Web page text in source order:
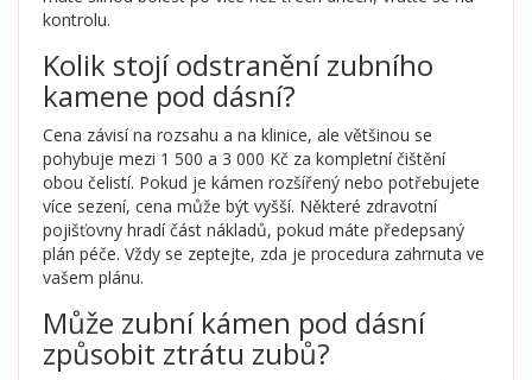
kontrolu.
Kolik stojí odstranění zubního
kamene pod dásní?
Cena závisí na rozsahu a na klinice, ale většinou se
pohybuje mezi 1 500 a 3 000 Kč za kompletní čištění
obou čelistí. Pokud je kámen rozšířený nebo potřebujete
více sezení, cena může být vyšší. Některé zdravotní
pojišťovny hradí část nákladů, pokud máte předepsaný
plán péče. Vždy se zeptejte, zda je procedura zahrnuta ve
vašem plánu.
Může zubní kámen pod dásní
způsobit ztrátu zubů?